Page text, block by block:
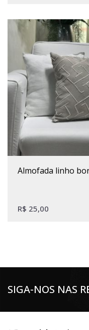
almofada linho
R$ 25,00
SIGA-NOS NAS